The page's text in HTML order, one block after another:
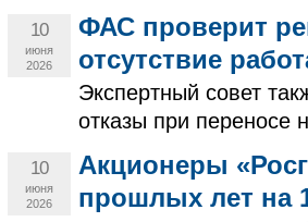
10
июня
2026
ФАС проверит
отсутствие
Экспертный совет
отказы при переносе
10
июня
2026
Акционеры
прошлых лет на